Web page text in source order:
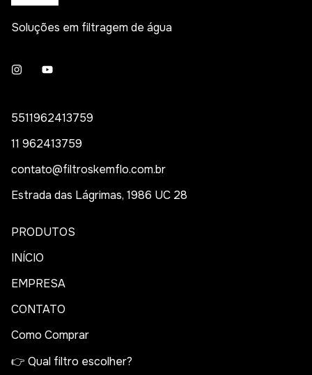
Soluções em filtragem de água
5511962413759
11 962413759
contato@filtroskemflo.com.br
Estrada das Lágrimas, 1986 UC 28
PRODUTOS
INÍCIO
EMPRESA
CONTATO
Como Comprar
👉 Qual filtro escolher?